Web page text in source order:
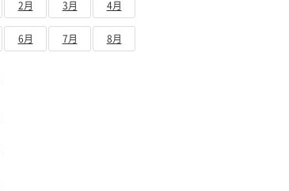
2月 3月 4月
6月 7月 8月